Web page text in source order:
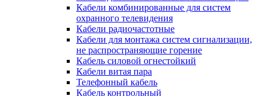
Кабели комбинированные для систем
охранного телевидения
Кабели радиочастотные
Кабели для монтажа систем сигнализации,
не распространяющие горение
Кабель силовой огнестойкий
Кабели витая пара
Телефонный кабель
Кабель контрольный